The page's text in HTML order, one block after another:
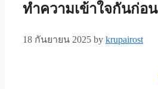
ทำความเข้าใจกันก่อน
18 กันยายน 2025 by krupairost